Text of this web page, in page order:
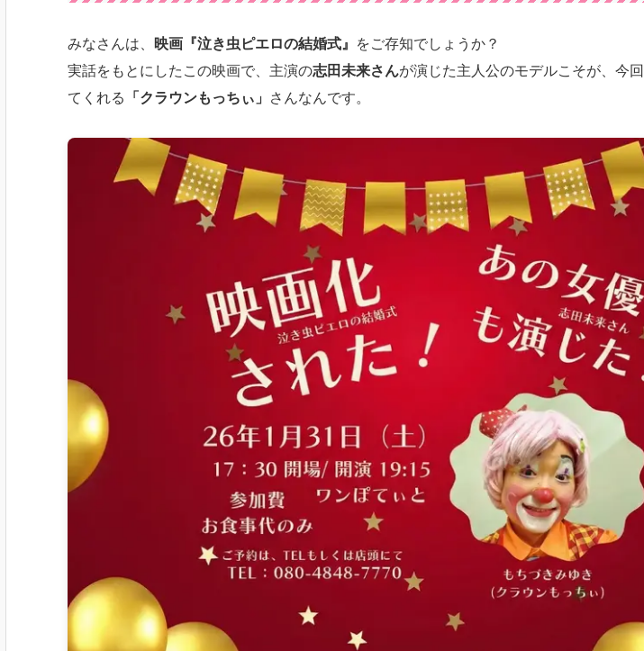
みなさんは、 映画『泣き虫ピエロの結婚式』 をご存知でしょうか？
実話をもとにしたこの映画で、主演の志田未来さんが演じた主人公のモデルこそが、今回
てくれる 「クラウンもっちぃ」 さんなんです。